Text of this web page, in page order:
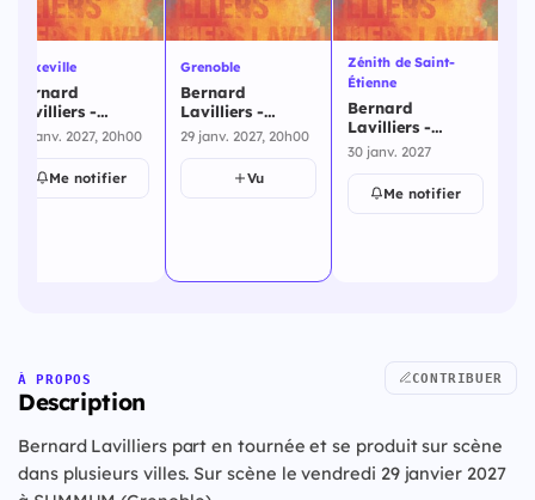
Maxeville
Bernard
Lavilliers -
Maxeville - 23
janvier 2027
23 janv. 2027, 20h00
Me notifier
Grenoble
Bernard
Lavilliers -
Grenoble - 29
janvier 2027
29 janv. 2027, 20h00
Vu
Zénith de Saint-
Étienne
Bernard
Lavilliers -
Zénith de Saint-
Étienne - 30
janvier 2027
30 janv. 2027
Me notifier
À PROPOS
Description
CONTRIBUER
Bernard Lavilliers part en tournée et se produit sur scène
dans plusieurs villes. Sur scène le vendredi 29 janvier 2027